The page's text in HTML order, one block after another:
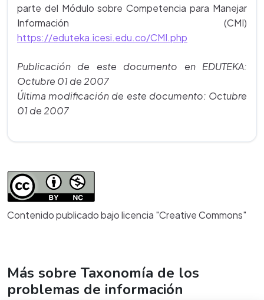
parte del Módulo sobre Competencia para Manejar
Información (CMI)
https://eduteka.icesi.edu.co/CMI.php
Publicación de este documento en EDUTEKA:
Octubre 01 de 2007
Última modificación de este documento: Octubre
01 de 2007
Contenido publicado bajo licencia "Creative Commons"
Más sobre Taxonomía de los
problemas de información